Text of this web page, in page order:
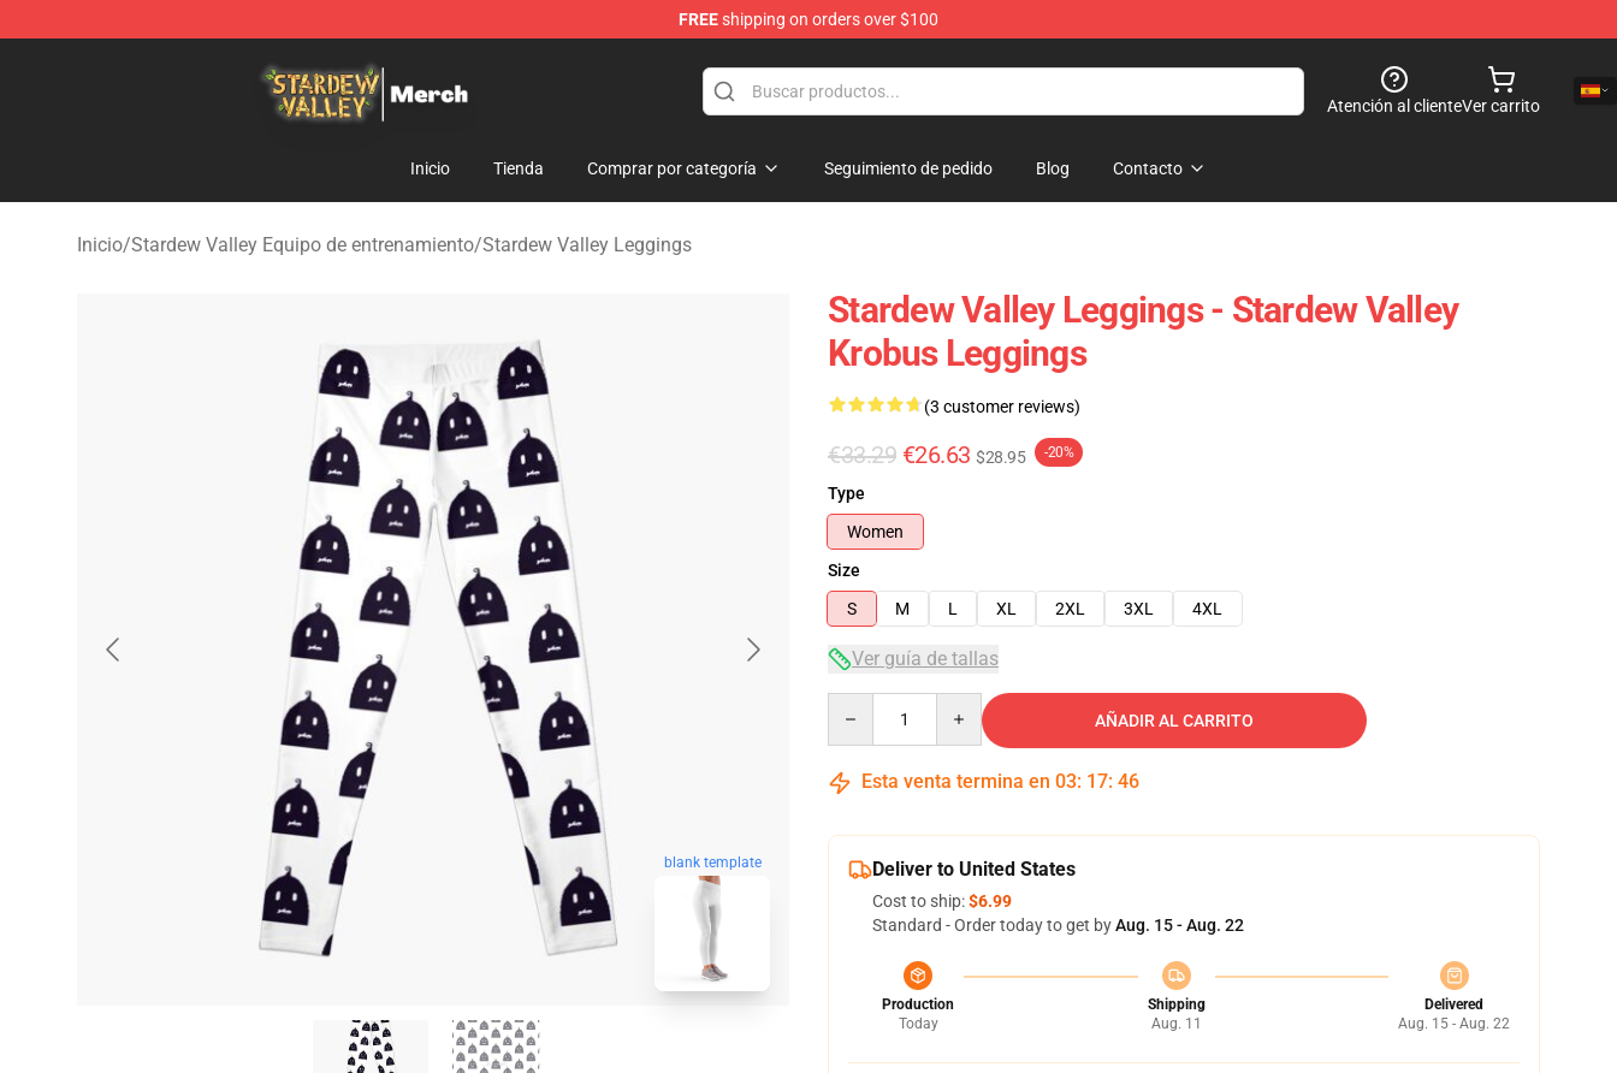
FREEshipping on orders over $100
Atención al clienteVer carrito
Inicio Tienda Comprar por categoría Seguimiento de pedido Blog Contacto
Inicio/Stardew Valley Equipo de entrenamiento/Stardew Valley Leggings
blank template
Stardew Valley Leggings - Stardew Valley
Krobus Leggings
(3 customer reviews)
€33.29 €26.63 $28.95 -20%
Type
Women
Size
S
M L XL 2XL 3XL 4XL
Ver guía de tallas
AÑADIR AL CARRITO
Esta venta termina en 03: 17: 45
Deliver to United States
Cost to ship:$6.99
Standard - Order today to get byAug. 15 - Aug. 22
Production
Today
Shipping
Aug. 11
Delivered
Aug. 15 - Aug. 22